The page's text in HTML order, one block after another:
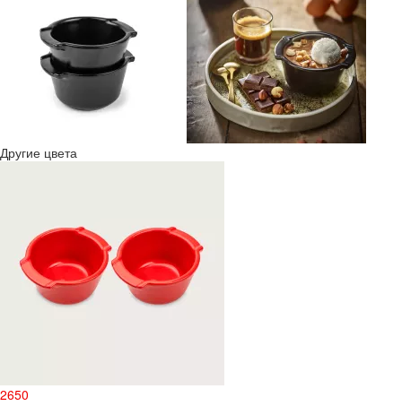
Другие цвета
2650